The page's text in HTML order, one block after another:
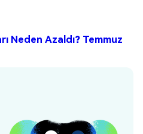
Neden Azaldı? Temmuz